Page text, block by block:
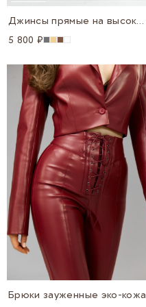
Джинсы прямые на высокой посадке
5 800 ₽
Брюки зауженные эко-кожа